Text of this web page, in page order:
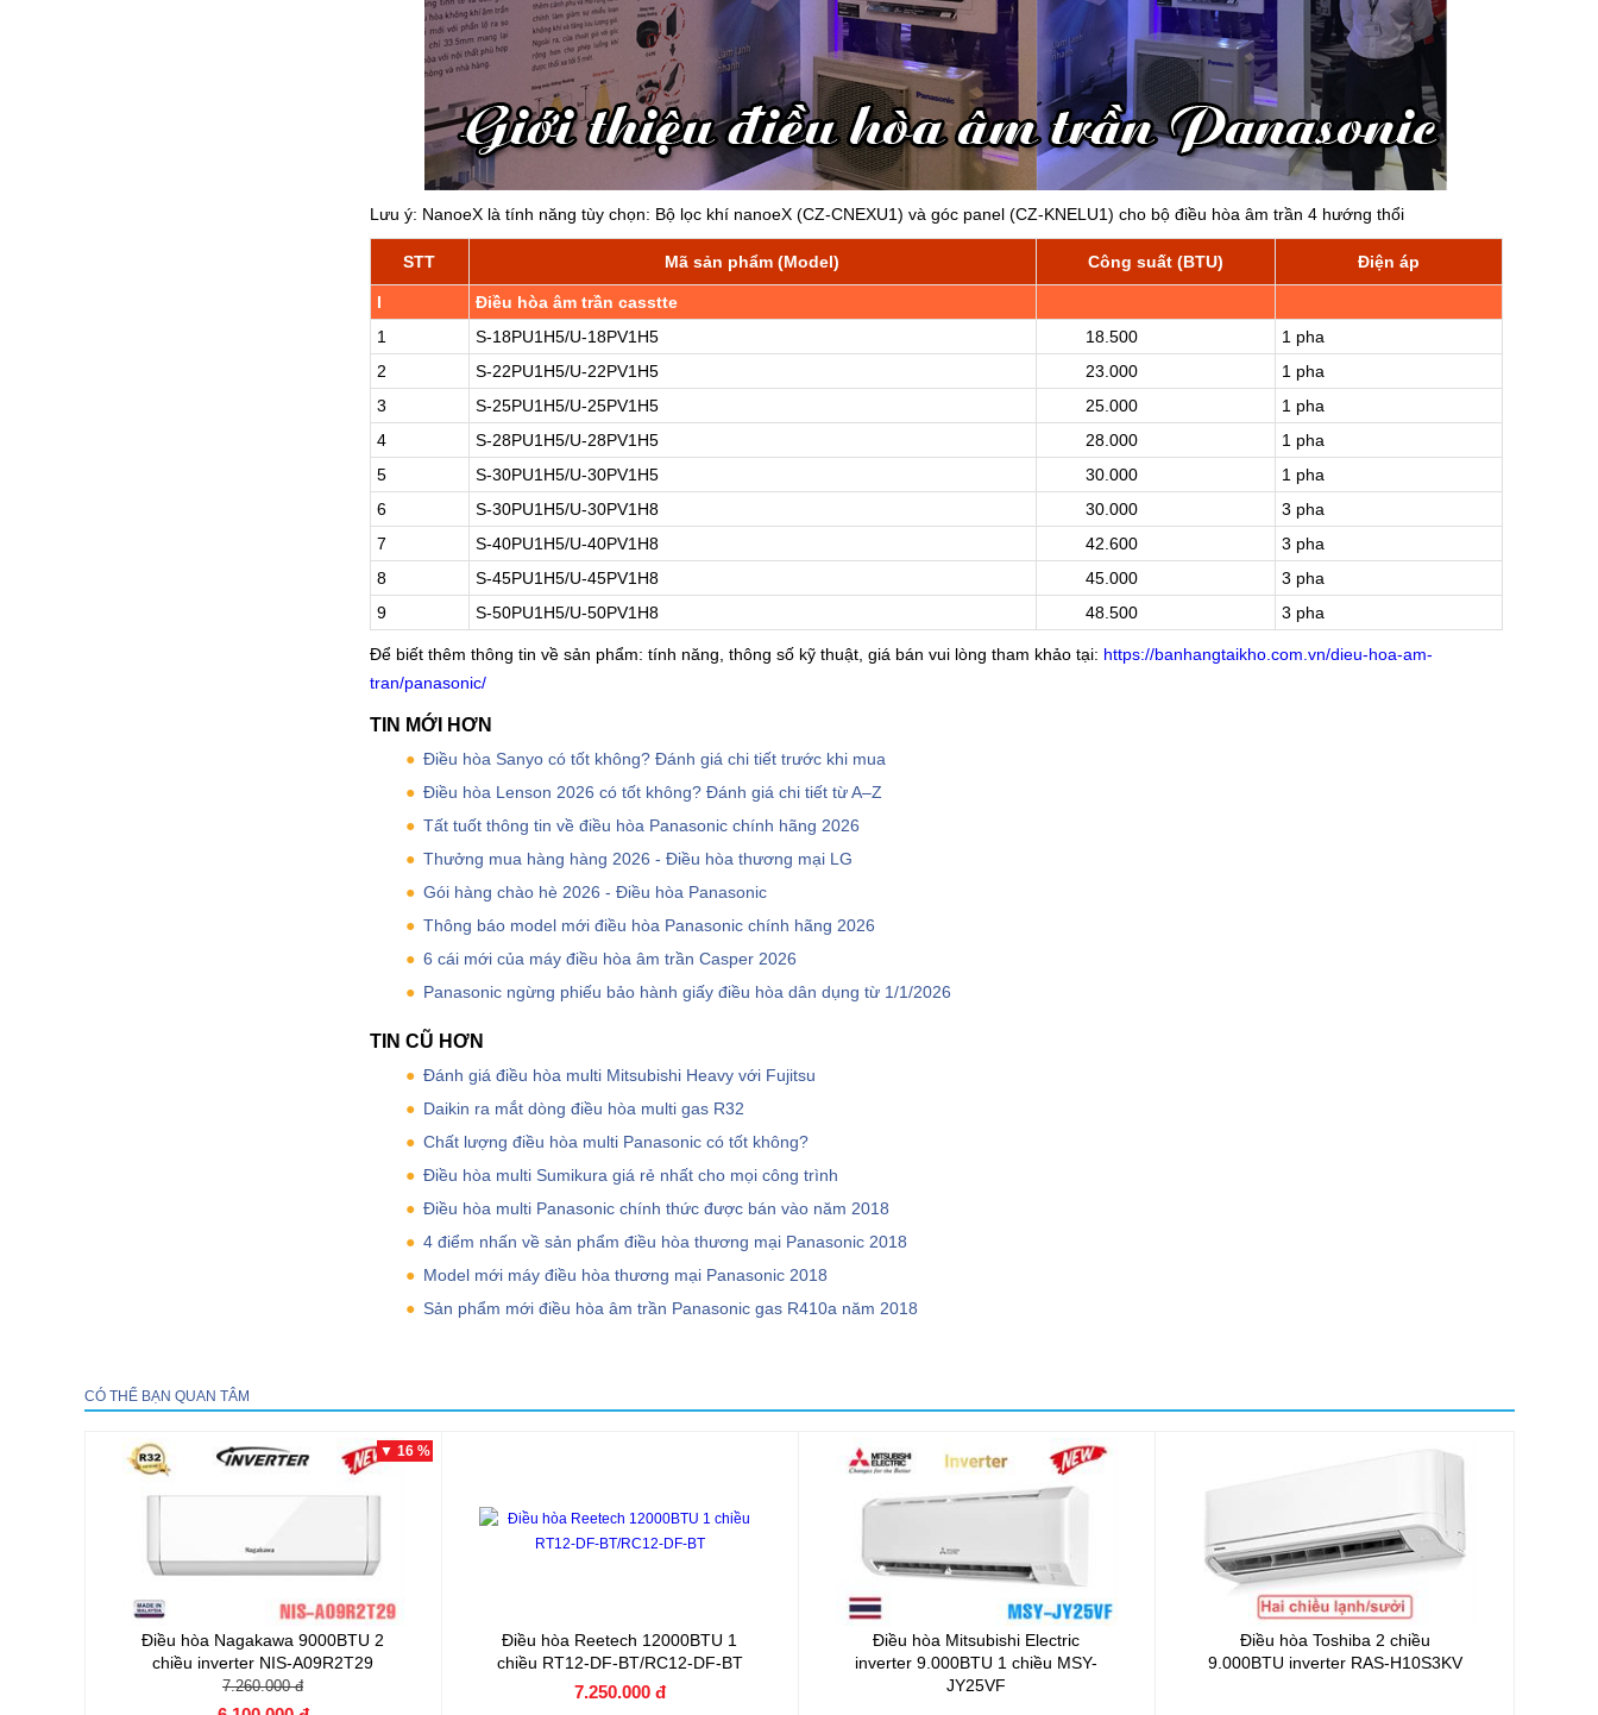
Lưu ý: NanoeX là tính năng tùy chọn: Bộ lọc khí nanoeX (CZ-CNEXU1) và góc panel (CZ-KNELU1) cho bộ điều hòa âm trần 4 hướng thổi
STT Mã sản phẩm (Model) Công suất (BTU) Điện áp
I
Điều hòa âm trần casstte
1
S-18PU1H5/U-18PV1H5 18.500
1 pha
2
S-22PU1H5/U-22PV1H5 23.000
1 pha
3
S-25PU1H5/U-25PV1H5 25.000
1 pha
4
S-28PU1H5/U-28PV1H5 28.000
1 pha
5
S-30PU1H5/U-30PV1H5 30.000
1 pha
6
S-30PU1H5/U-30PV1H8 30.000
3 pha
7
S-40PU1H5/U-40PV1H8 42.600
3 pha
8
S-45PU1H5/U-45PV1H8 45.000
3 pha
9
S-50PU1H5/U-50PV1H8 48.500 3 pha
Để biết thêm thông tin về sản phẩm: tính năng, thông số kỹ thuật, giá bán vui lòng tham khảo tại: https://banhangtaikho.com.vn/dieu-hoa-am-
tran/panasonic/
TIN MỚI HƠN
Điều hòa Sanyo có tốt không? Đánh giá chi tiết trước khi mua
Điều hòa Lenson 2026 có tốt không? Đánh giá chi tiết từ A–Z
Tất tuốt thông tin về điều hòa Panasonic chính hãng 2026
Thưởng mua hàng hàng 2026 - Điều hòa thương mại LG
Gói hàng chào hè 2026 - Điều hòa Panasonic
Thông báo model mới điều hòa Panasonic chính hãng 2026
6 cái mới của máy điều hòa âm trần Casper 2026
Panasonic ngừng phiếu bảo hành giấy điều hòa dân dụng từ 1/1/2026
TIN CŨ HƠN
Đánh giá điều hòa multi Mitsubishi Heavy với Fujitsu
Daikin ra mắt dòng điều hòa multi gas R32
Chất lượng điều hòa multi Panasonic có tốt không?
Điều hòa multi Sumikura giá rẻ nhất cho mọi công trình
Điều hòa multi Panasonic chính thức được bán vào năm 2018
4 điểm nhấn về sản phẩm điều hòa thương mại Panasonic 2018
Model mới máy điều hòa thương mại Panasonic 2018
Sản phẩm mới điều hòa âm trần Panasonic gas R410a năm 2018
CÓ THỂ BẠN QUAN TÂM
▼ 16 %
Điều hòa Nagakawa 9000BTU 2
chiều inverter NIS-A09R2T29
7.260.000 đ
Điều hòa Reetech 12000BTU 1
chiều RT12-DF-BT/RC12-DF-BT
7.250.000 đ
Điều hòa Mitsubishi Electric
inverter 9.000BTU 1 chiều MSY-
JY25VF
Điều hòa Toshiba 2 chiều
9.000BTU inverter RAS-H10S3KV